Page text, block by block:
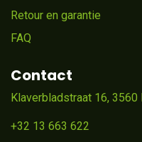
Retour en garantie
FAQ
Contact
Klaverbladstraat 16, 3560
+32 13 663 622